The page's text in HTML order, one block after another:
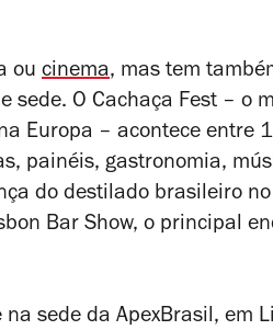
ou cinema, mas tem
sede. O Cachaça Fest – o
Europa – acontece entre
painéis, gastronomia,
do destilado brasileiro
Bar Show, o principal
sede da ApexBrasil, em